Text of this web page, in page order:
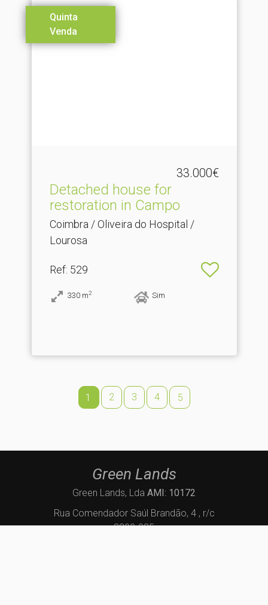
Quinta
Venda
33.000€
Detached house for
restoration in Campo
Coimbra / Oliveira do Hospital /
Lourosa
Ref: 529
330 m2 Sim
1 2 3 4 5
Green Lands
Green Lands, Lda AMI: 10172
Rua Comendador Saúl Brandão, 4 , r/c
3300-035